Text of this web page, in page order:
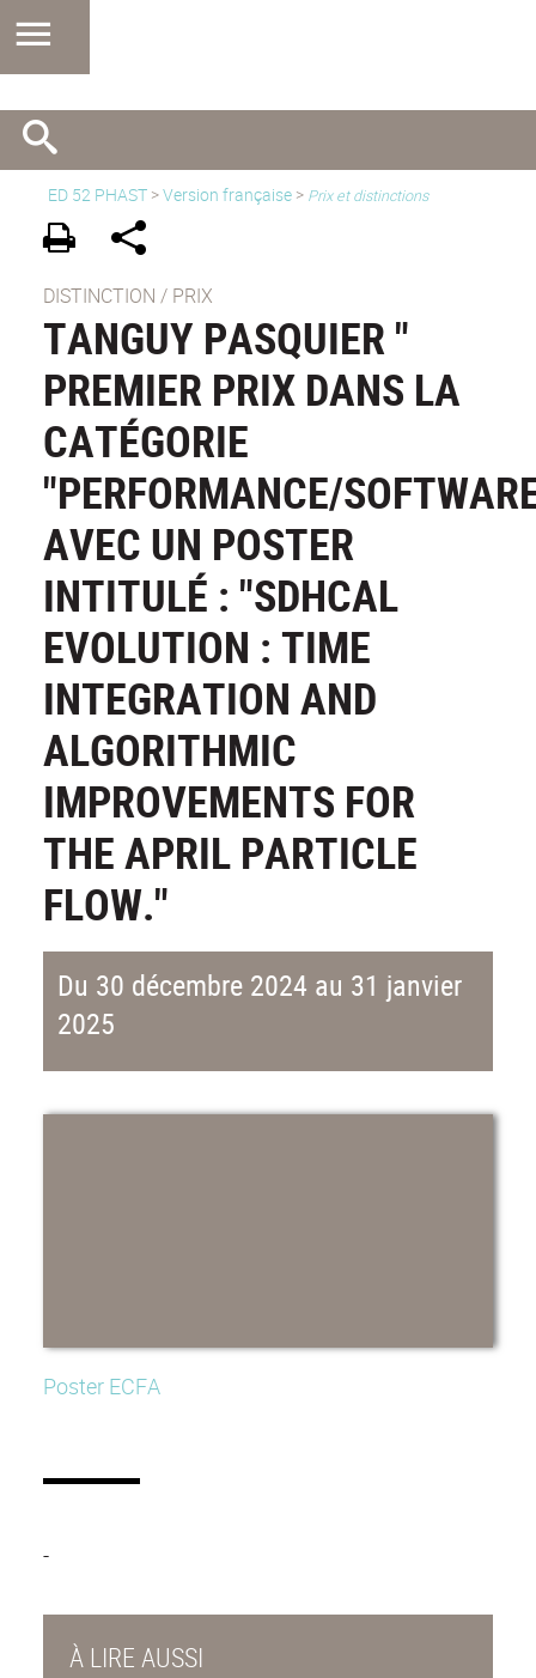
ED 52 PHAST >Version française > Prix et distinctions
DISTINCTION / PRIX
TANGUY PASQUIER "
PREMIER PRIX DANS LA
CATÉGORIE
"PERFORMANCE/
AVEC UN POSTER
INTITULÉ : "SDHCAL
EVOLUTION : TIME
INTEGRATION AND
ALGORITHMIC
IMPROVEMENTS FOR
THE APRIL PARTICLE
FLOW."
Du 30 décembre 2024 au 31 janvier
2025
Poster ECFA
À LIRE AUSSI
-